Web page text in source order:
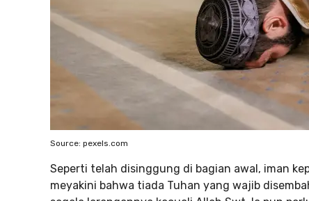
Source: pexels.com
Seperti telah disinggung di bagian awal, iman
meyakini bahwa tiada Tuhan yang wajib